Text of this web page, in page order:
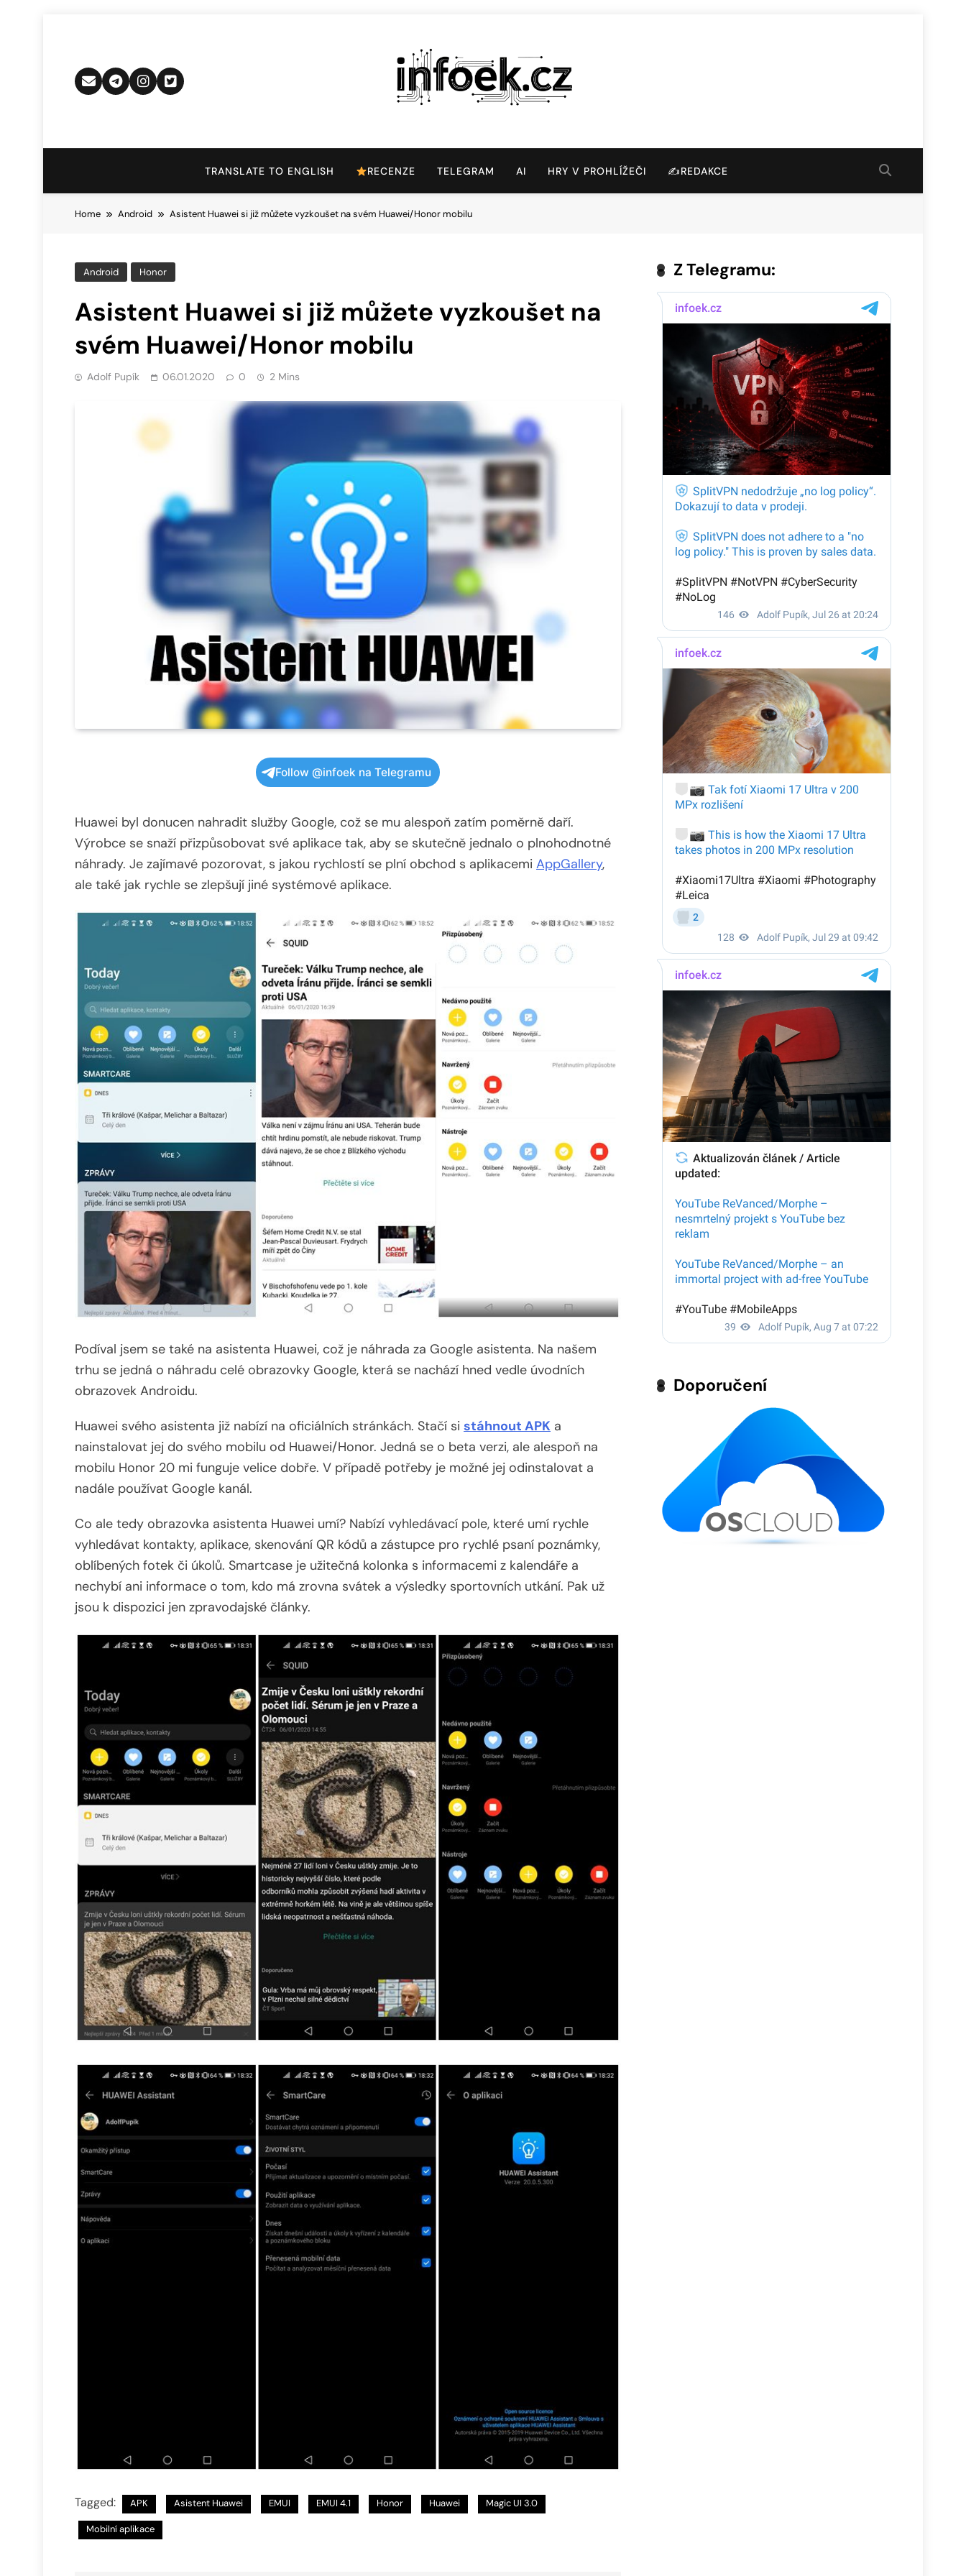
Infoek.cz
TRANSLATE TO ENGLISH RECENZE TELEGRAM AI HRY V PROHLÍŽEČI ✍️REDAKCE
Home Android Asistent Huawei si již můžete vyzkoušet na svém Huawei/Honor mobilu
Android Honor
Asistent Huawei si již můžete vyzkoušet na
svém Huawei/Honor mobilu
Adolf Pupík 06.01.2020 0 2 Mins
Follow @infoek na Telegramu
Huawei byl donucen nahradit služby Google, což se mu alespoň zatím poměrně daří.
Výrobce se snaží přizpůsobovat své aplikace tak, aby se skutečně jednalo o plnohodnotné
náhrady. Je zajímavé pozorovat, s jakou rychlostí se plní obchod s aplikacemi AppGallery,
ale také jak rychle se zlepšují jiné systémové aplikace.
Podíval jsem se také na asistenta Huawei, což je náhrada za Google asistenta. Na našem
trhu se jedná o náhradu celé obrazovky Google, která se nachází hned vedle úvodních
obrazovek Androidu.
Huawei svého asistenta již nabízí na oficiálních stránkách. Stačí si stáhnout APK a
nainstalovat jej do svého mobilu od Huawei/Honor. Jedná se o beta verzi, ale alespoň na
mobilu Honor 20 mi funguje velice dobře. V případě potřeby je možné jej odinstalovat a
nadále používat Google kanál.
Co ale tedy obrazovka asistenta Huawei umí? Nabízí vyhledávací pole, které umí rychle
vyhledávat kontakty, aplikace, skenování QR kódů a zástupce pro rychlé psaní poznámky,
oblíbených fotek či úkolů. Smartcase je užitečná kolonka s informacemi z kalendáře a
nechybí ani informace o tom, kdo má zrovna svátek a výsledky sportovních utkání. Pak už
jsou k dispozici jen zpravodajské články.
Tagged: APK Asistent Huawei EMUI EMUI 4.1 Honor Huawei Magic UI 3.0
Mobilní aplikace
Z Telegramu:
Doporučení